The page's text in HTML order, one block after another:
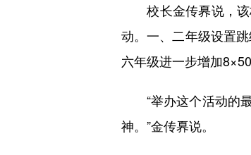
校长金传奡说，该
动。一、二年级设置
六年级进一步增加
“举办这个活动的最
神。”金传奡说。